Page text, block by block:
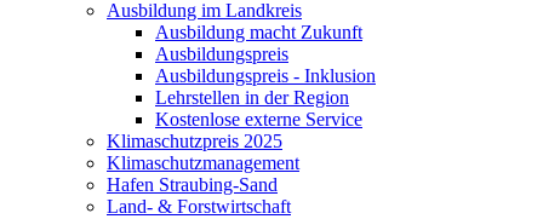
Ausbildung im Landkreis
Ausbildung macht Zukunft
Ausbildungspreis
Ausbildungspreis - Inklusion
Lehrstellen in der Region
Kostenlose externe Service
Klimaschutzpreis 2025
Klimaschutzmanagement
Hafen Straubing-Sand
Land- & Forstwirtschaft